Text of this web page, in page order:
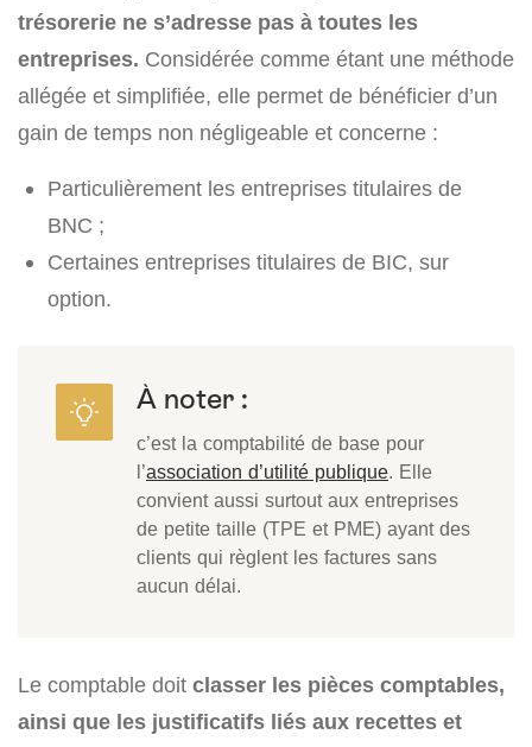
trésorerie ne s’adresse pas à toutes les
entreprises. Considérée comme étant une méthode
allégée et simplifiée, elle permet de bénéficier d’un
gain de temps non négligeable et concerne :
Particulièrement les entreprises titulaires de
BNC ;
Certaines entreprises titulaires de BIC, sur
option.
À noter :
c’est la comptabilité de base pour
l’association d’utilité publique. Elle
convient aussi surtout aux entreprises
de petite taille (TPE et PME) ayant des
clients qui règlent les factures sans
aucun délai.
Le comptable doit classer les pièces comptables,
ainsi que les justificatifs liés aux recettes et